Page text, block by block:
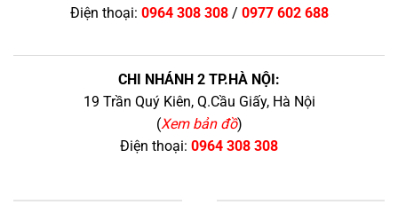
Điện thoại: 0964 308 308/ 0977 602 688
CHI NHÁNH 2 TP.HÀ NỘI:
19 Trần Quý Kiên, Q.Cầu Giấy, Hà Nội
(Xem bản đồ)
Điện thoại: 0964 308 308